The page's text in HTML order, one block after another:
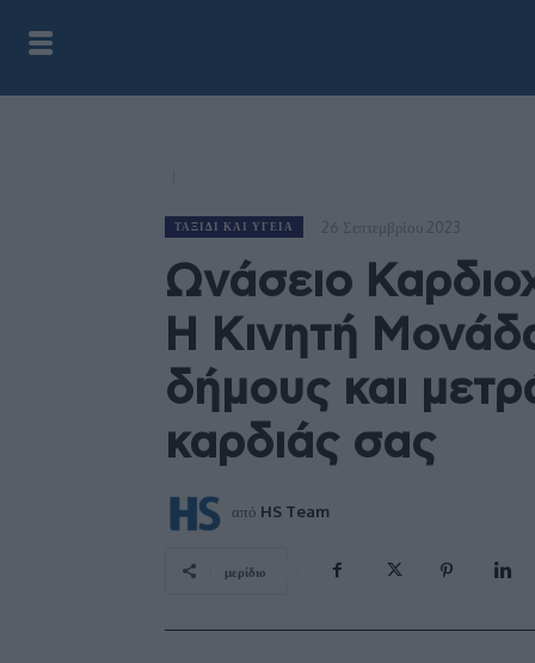
ΤΑΞΊΔΙ ΚΑΙ ΥΓΕΊΑ 26 Σεπτεμβρίου 2023
Ωνάσειο
Η Κινητή
δήμους και
καρδιάς σας
από HS Team
μερίδιο